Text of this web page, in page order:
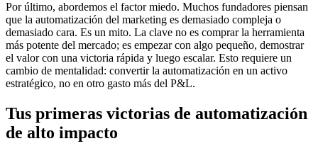
Por último, abordemos el factor miedo. Muchos fundadores piensan
que la automatización del marketing es demasiado compleja o
demasiado cara. Es un mito. La clave no es comprar la herramienta
más potente del mercado; es empezar con algo pequeño, demostrar
el valor con una victoria rápida y luego escalar. Esto requiere un
cambio de mentalidad: convertir la automatización en un activo
estratégico, no en otro gasto más del P&L.
Tus primeras victorias de automatización
de alto impacto